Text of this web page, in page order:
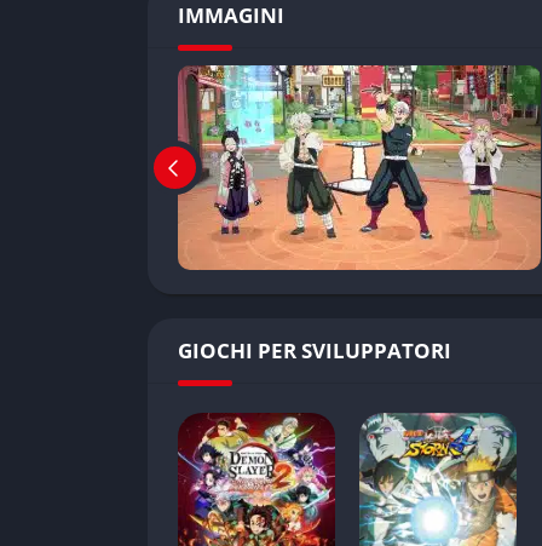
Modalità Storia
La Modalità Storia è il cuore narrativo del
Completare i capitoli sblocca nuovi
momenti della storia permettono scelte
Modalità Versus offline
Permette di combattere contro l’IA o
con amici, offre una buona varietà di arene
Modalità Online
Il gioco include anche sfide online
possono testare le proprie abilità contro
limitato e tornei online ufficiali mantengono
IMMAGINI
GIOCHI PER SVILUPPATORI